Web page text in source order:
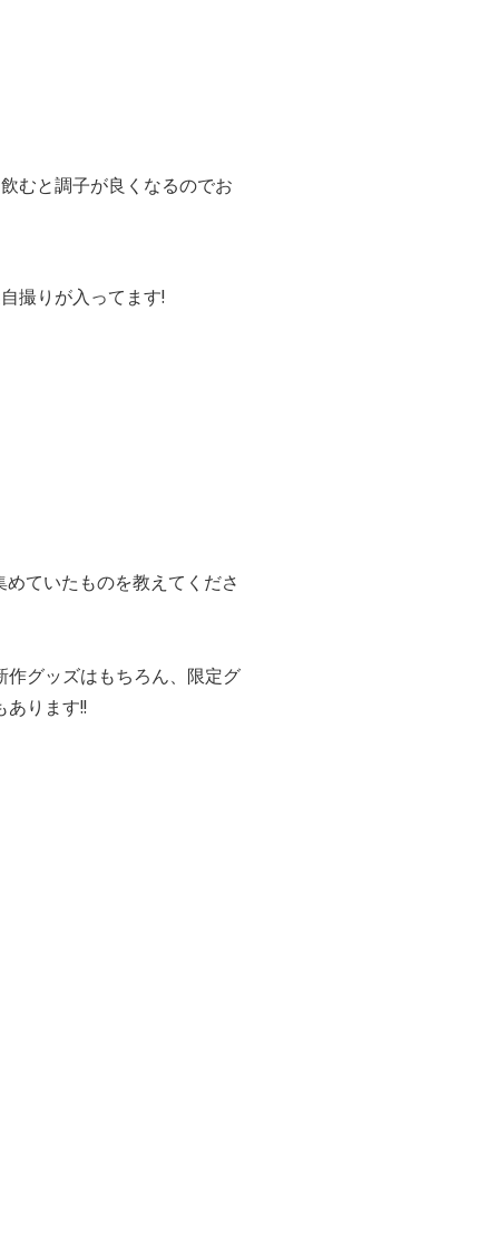
むと調子が良くなるのでお
撮りが入ってます!
ていたものを教えてくださ
グッズはもちろん、限定グ
あります!!